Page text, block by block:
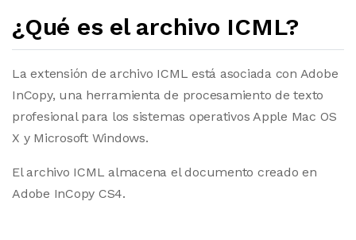
¿Qué es el archivo ICML?
La extensión de archivo ICML está asociada con Adobe
InCopy, una herramienta de procesamiento de texto
profesional para los sistemas operativos Apple Mac OS
X y Microsoft Windows.
El archivo ICML almacena el documento creado en
Adobe InCopy CS4.